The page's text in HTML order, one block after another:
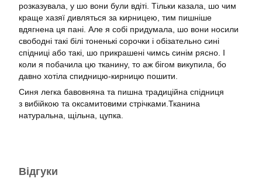
розказувала, у шо вони були вдіті. Тільки казала, шо чим
краще хазяї дивляться за кирницею, тим пишніше
вдягнена ця пані. Але я собі придумала, шо вони носили
свободні такі білі тоненькі сорочки і обізательно сині
спідниці або такі, шо прикрашені чимсь синім рясно. І
коли я побачила цю тканину, то аж бігом викупила, бо
давно хотіла спидницю-кирницю пошити.
Синя легка бавовняна та пишна традиційна спідниця
з вибійкою та оксамитовими стрічками.Тканина
натуральна, щільна, цупка.
Відгуки